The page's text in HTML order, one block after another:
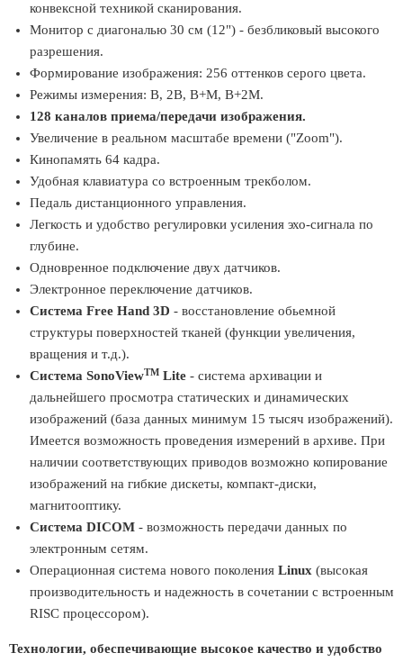
конвексной техникой сканирования.
Монитор с диагональю 30 см (12") - безбликовый высокого
разрешения.
Формирование изображения: 256 оттенков серого цвета.
Режимы измерения: B, 2B, B+M, B+2M.
128 каналов приема/передачи изображения.
Увеличение в реальном масштабе времени ("Zoom").
Кинопамять 64 кадра.
Удобная клавиатура со встроенным трекболом.
Педаль дистанционного управления.
Легкость и удобство регулировки усиления эхо-сигнала по
глубине.
Одновренное подключение двух датчиков.
Электронное переключение датчиков.
Система Free Hand 3D - восстановление обьемной
структуры поверхностей тканей (функции увеличения,
вращения и т.д.).
Система SonoViewTM Lite - система архивации и
дальнейшего просмотра статических и динамических
изображений (база данных минимум 15 тысяч изображений).
Имеется возможность проведения измерений в архиве. При
наличии соответствующих приводов возможно копирование
изображений на гибкие дискеты, компакт-диски,
магнитооптику.
Система DICOM - возможность передачи данных по
электронным сетям.
Операционная система нового поколения Linux (высокая
производительность и надежность в сочетании с встроенным
RISC процессором).
Технологии, обеспечивающие высокое качество и удобство